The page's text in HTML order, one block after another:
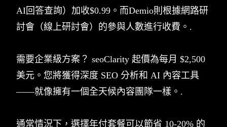
AI回答查詢）加收$0.99。而Demio則根據網路研
討會（線上研討會）的參與人數進行收費。.
需要企業級方案？ seoClarity 起價為每月 $2,500
美元。您將獲得深度 SEO 分析和 AI 內容工具
——就像擁有一個全天候內容團隊一樣。.
通常情況下，選擇年付套餐可以節省 10-20% 的